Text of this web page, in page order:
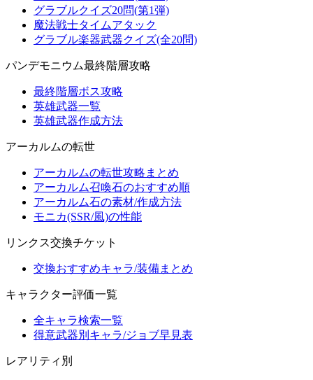
グラブルクイズ20問(第1弾)
魔法戦士タイムアタック
グラブル楽器武器クイズ(全20問)
パンデモニウム最終階層攻略
最終階層ボス攻略
英雄武器一覧
英雄武器作成方法
アーカルムの転世
アーカルムの転世攻略まとめ
アーカルム召喚石のおすすめ順
アーカルム石の素材/作成方法
モニカ(SSR/風)の性能
リンクス交換チケット
交換おすすめキャラ/装備まとめ
キャラクター評価一覧
全キャラ検索一覧
得意武器別キャラ/ジョブ早見表
レアリティ別